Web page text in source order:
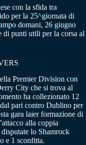
con la sfida tra
per la 25^giornata di
domani, 26 giugno
di punti utili per la corsa al
Premier Division con
City che si trova al
ha collezionato 12
pari contro Dublino per
gara laier formazione di
alla coppia
lo Shamrock
e 1 sconfitta.